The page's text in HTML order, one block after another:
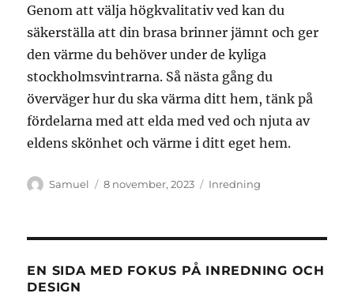
Genom att välja högkvalitativ ved kan du
säkerställa att din brasa brinner jämnt och ger
den värme du behöver under de kyliga
stockholmsvintrarna. Så nästa gång du
överväger hur du ska värma ditt hem, tänk på
fördelarna med att elda med ved och njuta av
eldens skönhet och värme i ditt eget hem.
Författare
Samuel
Publicerat
8 november, 2023 Kategorier
Inredning
EN SIDA MED FOKUS PÅ INREDNING OCH
DESIGN